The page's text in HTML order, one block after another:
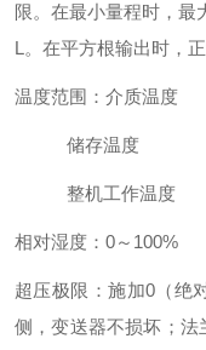
限。在最小量程时，最
L。在平方根输出时，
温度范围：介质
储存温度 -
整机工作温度 -
相对湿度：0～100%
超压极限：施加0（绝
侧，变送器不损坏；法